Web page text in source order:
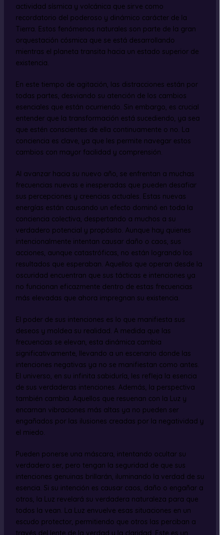
actividad sísmica y volcánica que sirve como
recordatorio del poderoso y dinámico carácter de la
Tierra. Estos fenómenos naturales son parte de la gran
orquestación cósmica que se está desarrollando
mientras el planeta transita hacia un estado superior de
existencia.
En este tiempo de agitación, las distracciones están por
todas partes, desviando su atención de los cambios
esenciales que están ocurriendo. Sin embargo, es crucial
entender que la transformación está sucediendo, ya sea
que estén conscientes de ella continuamente o no. La
conciencia es clave, ya que les permite navegar estos
cambios con mayor facilidad y comprensión.
Al avanzar hacia su nuevo año, se enfrentan a muchas
frecuencias nuevas e inesperadas que pueden desafiar
sus percepciones y creencias actuales. Estas nuevas
energías están causando un efecto dominó en toda la
conciencia colectiva, despertando a muchos a su
verdadero potencial y propósito. Aunque hay quienes
intencionalmente intentan causar daño o caos, sus
acciones, aunque catastróficas, no están logrando los
resultados que esperaban. Aquellos que operan desde la
oscuridad encuentran que sus tácticas e intenciones ya
no funcionan eficazmente dentro de estas frecuencias
más elevadas que ahora impregnan su existencia.
El poder de sus intenciones es lo que manifiesta sus
deseos y moldea su realidad. A medida que las
frecuencias se elevan, esta dinámica cambia
significativamente, llevando a un escenario donde las
intenciones negativas ya no se manifiestan como antes.
El universo, en su infinita sabiduría, les refleja la esencia
de sus verdaderas intenciones. Además, la perspectiva
también cambia. Aquellos que resuenan con la Luz y
encarnan vibraciones más altas ya no pueden ser
engañados por las ilusiones creadas por la negatividad y
el miedo.
Pueden ponerse una máscara, intentando ocultar su
verdadero ser, pero tengan la seguridad de que sus
intenciones genuinas brillarán, iluminando la verdad de su
esencia. Si su intención es causar caos, daño o engañar a
otros, la Luz revelará su verdadera naturaleza para que
todos la vean. La Luz envuelve esas situaciones en un
escudo protector, permitiendo que otros las perciban a
través del lente de la verdad y la claridad. Este es un